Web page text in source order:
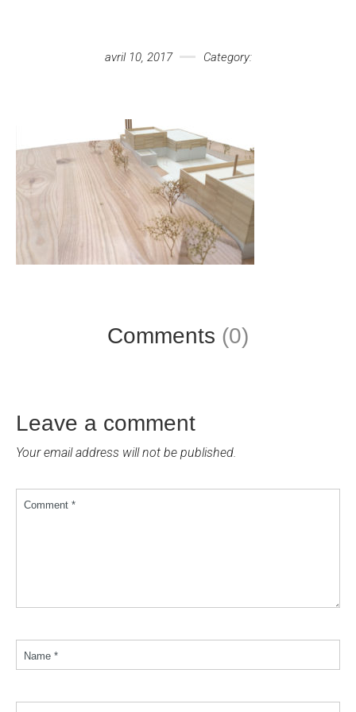
avril 10, 2017 Category:
Comments (0)
Leave a comment
Your email address will not be published.
Comment *
Name *